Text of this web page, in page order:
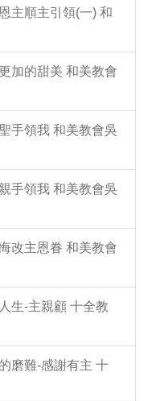
主順主引領(一) 和
加的甜美 和美教會
手領我 和美教會吳
手領我 和美教會吳
改主恩眷 和美教會
生-主親顧 十全教
磨難-感謝有主 十